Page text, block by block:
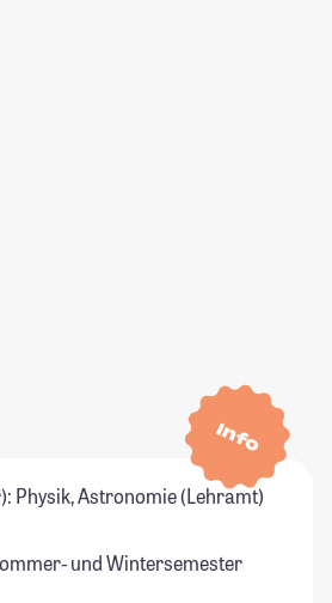
Info
Physik, Astronomie (Lehramt)
und Wintersemester